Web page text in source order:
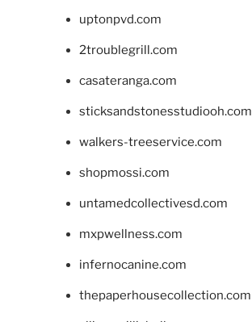
uptonpvd.com
2troublegrill.com
casateranga.com
sticksandstonesstudiooh.com
walkers-treeservice.com
shopmossi.com
untamedcollectivesd.com
mxpwellness.com
infernocanine.com
thepaperhousecollection.com